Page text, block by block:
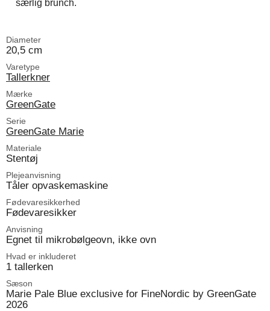
særlig brunch.
Diameter
20,5 cm
Varetype
Tallerkner
Mærke
GreenGate
Serie
GreenGate Marie
Materiale
Stentøj
Plejeanvisning
Tåler opvaskemaskine
Fødevaresikkerhed
Fødevaresikker
Anvisning
Egnet til mikrobølgeovn, ikke ovn
Hvad er inkluderet
1 tallerken
Sæson
Marie Pale Blue exclusive for FineNordic by GreenGate
2026